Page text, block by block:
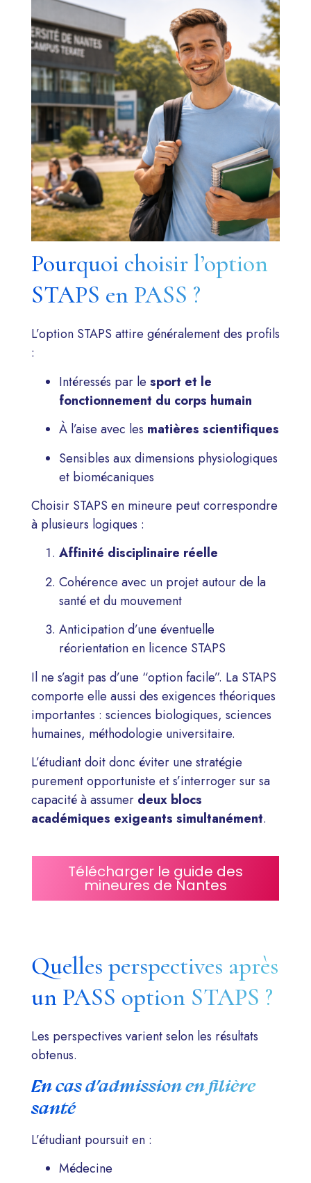
Pourquoi choisir l’option
STAPS en PASS ?
L’option STAPS attire généralement des profils
:
Intéressés par le sport et le
fonctionnement du corps humain
À l’aise avec les matières scientifiques
Sensibles aux dimensions physiologiques
et biomécaniques
Choisir STAPS en mineure peut correspondre
à plusieurs logiques :
Affinité disciplinaire réelle
Cohérence avec un projet autour de la
santé et du mouvement
Anticipation d’une éventuelle
réorientation en licence STAPS
Il ne s’agit pas d’une “option facile”. La STAPS
comporte elle aussi des exigences théoriques
importantes : sciences biologiques, sciences
humaines, méthodologie universitaire.
L’étudiant doit donc éviter une stratégie
purement opportuniste et s’interroger sur sa
capacité à assumer deux blocs
académiques exigeants simultanément.
Télécharger le guide des
mineures de Nantes
Quelles perspectives après
un PASS option STAPS ?
Les perspectives varient selon les résultats
obtenus.
En cas d’admission en filière
santé
L’étudiant poursuit en :
Médecine